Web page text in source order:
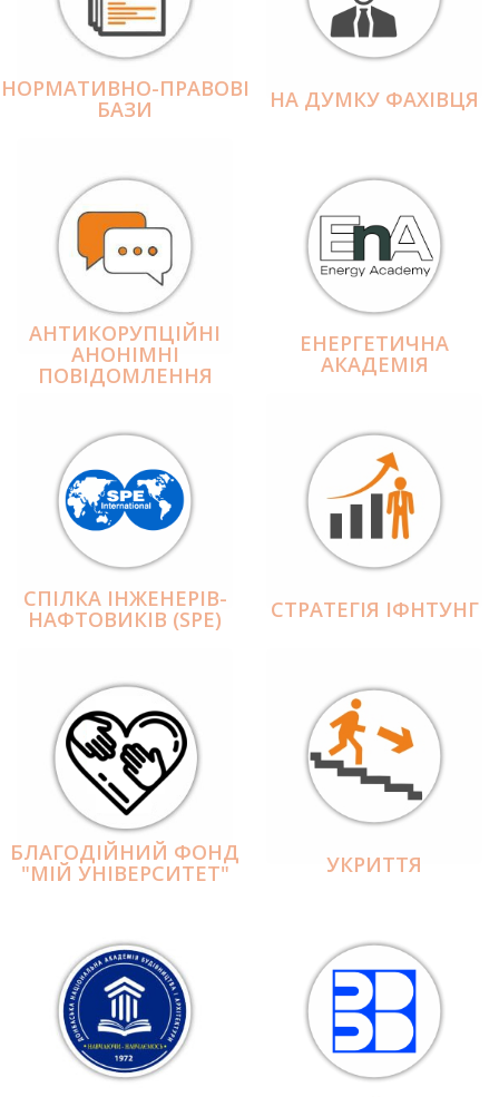
НОРМАТИВНО-ПРАВОВІ
БАЗИ НА ДУМКУ ФАХІВЦЯ
АНТИКОРУПЦІЙНІ
АНОНІМНІ
ПОВІДОМЛЕННЯ
ЕНЕРГЕТИЧНА
АКАДЕМІЯ
СПІЛКА ІНЖЕНЕРІВ-
НАФТОВИКІВ (SPE) СТРАТЕГІЯ ІФНТУНГ
БЛАГОДІЙНИЙ ФОНД
"МІЙ УНІВЕРСИТЕТ" УКРИТТЯ